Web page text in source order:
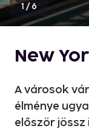
1 /6
New
A városok
élménye
először jössz